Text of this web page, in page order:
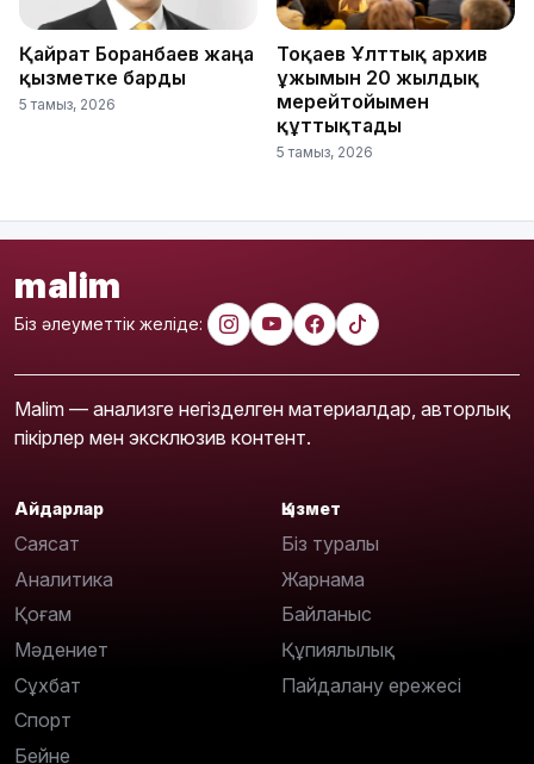
Қайрат Боранбаев жаңа
қызметке барды
5 тамыз, 2026
Тоқаев Ұлттық архив
ұжымын 20 жылдық
мерейтойымен
құттықтады
5 тамыз, 2026
malim
Біз әлеуметтік желіде:
Malim — анализге негізделген материалдар, авторлық
пікірлер мен эксклюзив контент.
Айдарлар
Саясат
Аналитика
Қоғам
Мәдениет
Сұхбат
Спорт
Бейне
Қызмет
Біз туралы
Жарнама
Байланыс
Құпиялылық
Пайдалану ережесі